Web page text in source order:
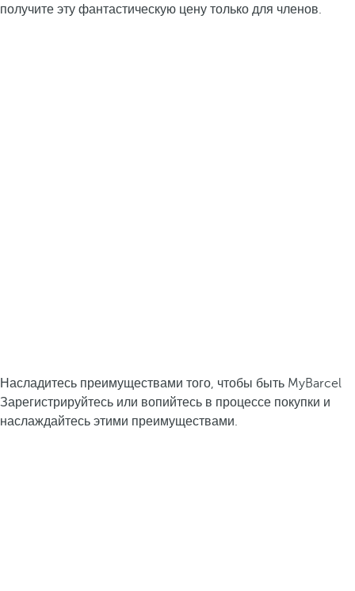
получите эту фантастическую цену только для членов.
Насладитесь преимуществами того, чтобы быть MyBarcel
Зарегистрируйтесь или вопийтесь в процессе покупки и
наслаждайтесь этими преимуществами.